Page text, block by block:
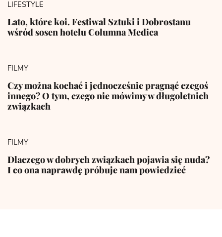
LIFESTYLE
Lato, które koi. Festiwal Sztuki i Dobrostanu
wśród sosen hotelu Columna Medica
FILMY
Czy można kochać i jednocześnie pragnąć czegoś
innego? O tym, czego nie mówimy w długoletnich
związkach
FILMY
Dlaczego w dobrych związkach pojawia się nuda?
I co ona naprawdę próbuje nam powiedzieć